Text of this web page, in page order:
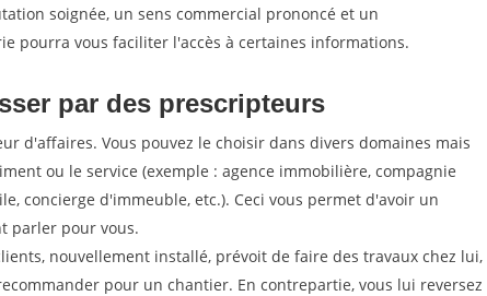
soignée, un sens commercial prononcé et un
pourra vous faciliter l'accès à certaines informations.
par des prescripteurs
d'affaires. Vous pouvez le choisir dans divers domaines mais
ou le service (exemple : agence immobilière, compagnie
concierge d'immeuble, etc.). Ceci vous permet d'avoir un
parler pour vous.
nouvellement installé, prévoit de faire des travaux chez lui,
pour un chantier. En contrepartie, vous lui reversez